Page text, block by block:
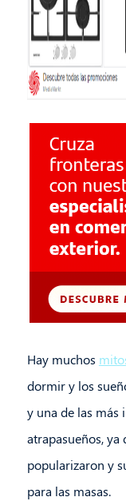
Hay muchos
dormir y los
y una de las más
atrapasueños, ya
popularizaron y
para las masas.